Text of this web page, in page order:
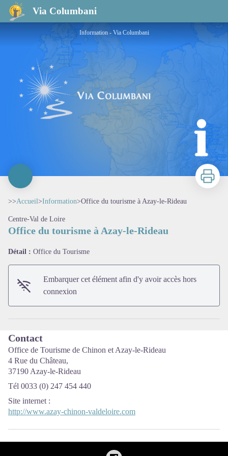
Via Columbani
Office du tourisme à Azay-le-Rideau
Information - Via Columbani
Imprimer
>>Accueil>Information>Office du tourisme à Azay-le-Rideau
Centre-Val de Loire
Office du tourisme à Azay-le-Rideau
Détail : Office du Tourisme
Embarquer cet élément afin d'y avoir accès hors
connexion
Contact
Office de Tourisme de Chinon et Azay-le-Rideau
4 Rue du Château,
37190 Azay-le-Rideau
Tél 0033 (0) 247 454 440
Site internet :
http://www.azay-chinon-valdeloire.com